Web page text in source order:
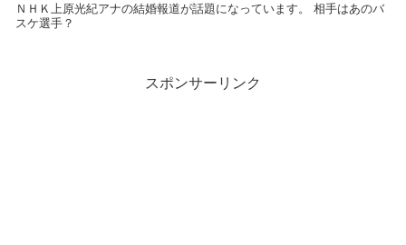
ＮＨＫ上原光紀アナの結婚報道が話題になっています。 相手はあのバ
スケ選手？
スポンサーリンク